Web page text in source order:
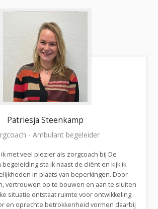
Patriesja Steenkamp
- Ambulant begeleider
met veel plezier als zorgcoach bij De
begeleiding sta ik naast de cliënt en kijk ik
in plaats van beperkingen. Door
vertrouwen op te bouwen en aan te sluiten
situatie ontstaat ruimte voor ontwikkeling.
en oprechte betrokkenheid vormen daarbij